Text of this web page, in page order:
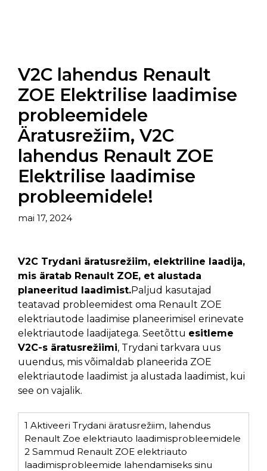
V2C lahendus Renault
ZOE Elektrilise laadimise
probleemidele
Äratusrežiim, V2C
lahendus Renault ZOE
Elektrilise laadimise
probleemidele!
mai 17, 2024
V2C Trydani äratusrežiim, elektriline laadija,
mis äratab Renault ZOE, et alustada
planeeritud laadimist.Paljud kasutajad
teatavad probleemidest oma Renault ZOE
elektriautode laadimise planeerimisel erinevate
elektriautode laadijatega. Seetõttu esitleme
V2C-s äratusrežiimi, Trydani tarkvara uus
uuendus, mis võimaldab planeerida ZOE
elektriautode laadimist ja alustada laadimist, kui
see on vajalik.
1 Aktiveeri Trydani äratusrežiim, lahendus
Renault Zoe elektriauto laadimisprobleemidele
2 Sammud Renault ZOE elektriauto
laadimisprobleemide lahendamiseks sinu